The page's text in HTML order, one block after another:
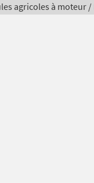
agricoles à moteur /